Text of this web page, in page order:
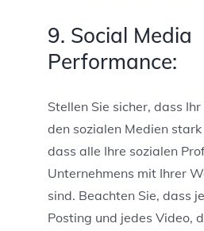
9. Social Media
Performance:
Stellen Sie sicher, dass
den sozialen Medien
dass alle Ihre sozialen
Unternehmens mit Ihrer
sind. Beachten Sie, dass
Posting und jedes Video,